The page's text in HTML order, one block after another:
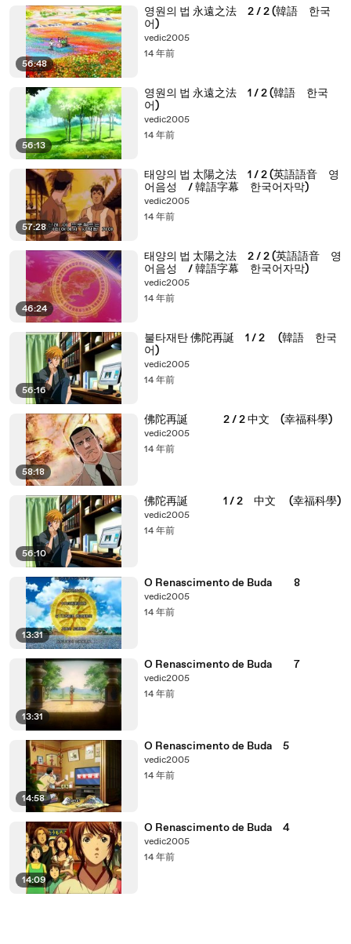
56:48
영원의 법 永遠之法 2 / 2 (韓語 한국
어)
vedic2005
14 年前
56:13
영원의 법 永遠之法 1 / 2 (韓語 한국
어)
vedic2005
14 年前
57:28
태양의 법 太陽之法 1 / 2 (英語語音 영
어음성 / 韓語字幕 한국어자막)
vedic2005
14 年前
46:24
태양의 법 太陽之法 2 / 2 (英語語音 영
어음성 / 韓語字幕 한국어자막)
vedic2005
14 年前
56:16
불타재탄 佛陀再誕 1 / 2 (韓語 한국
어)
vedic2005
14 年前
58:18
佛陀再誕 2 / 2 中文 (幸福科學)
vedic2005
14 年前
56:10
佛陀再誕 1 / 2 中文 (幸福科學)
vedic2005
14 年前
13:31
O Renascimento de Buda 8
vedic2005
14 年前
13:31
O Renascimento de Buda 7
vedic2005
14 年前
14:58
O Renascimento de Buda 5
vedic2005
14 年前
14:09
O Renascimento de Buda 4
vedic2005
14 年前